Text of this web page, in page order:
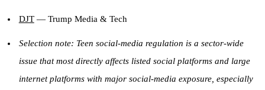
DJT— Trump Media & Tech
Selection note: Teen social-media regulation is a sector-wide
issue that most directly affects listed social platforms and large
internet platforms with major social-media exposure, especially